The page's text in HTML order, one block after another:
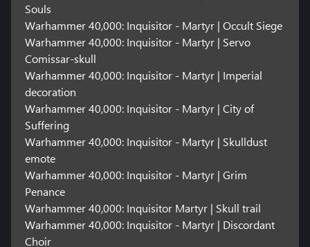
Souls
Warhammer 40,000: Inquisitor - Martyr | Occult Siege
Warhammer 40,000: Inquisitor - Martyr | Servo
Comissar-skull
Warhammer 40,000: Inquisitor - Martyr | Imperial
decoration
Warhammer 40,000: Inquisitor - Martyr | City of
Suffering
Warhammer 40,000: Inquisitor - Martyr | Skulldust
emote
Warhammer 40,000: Inquisitor - Martyr | Grim
Penance
Warhammer 40,000: Inquisitor Martyr | Skull trail
Warhammer 40,000: Inquisitor - Martyr | Discordant
Choir